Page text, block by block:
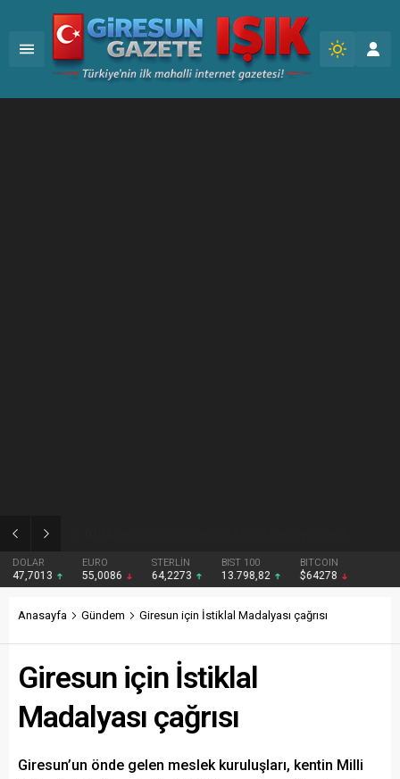
DOLAR
47,7013
EURO
55,0086
STERLİN
64,2273
BIST 100
13.798,82
BITCOIN
$64278
Anasayfa Gündem Giresun için İstiklal Madalyası çağrısı
Giresun için İstiklal
Madalyası çağrısı
Giresun’un önde gelen meslek kuruluşları, kentin Milli